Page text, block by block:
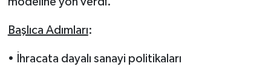
Başlıca Adımları:
• İhracata dayalı sanayi politikaları